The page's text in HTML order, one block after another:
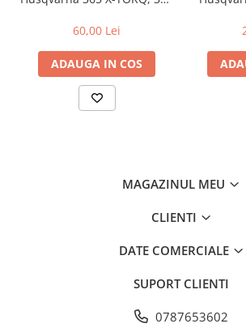
60,00 Lei
ADAUGA IN COS
MAGAZINUL MEU
CLIENTI
DATE COMERCIALE
SUPORT CLIENTI
0787653602